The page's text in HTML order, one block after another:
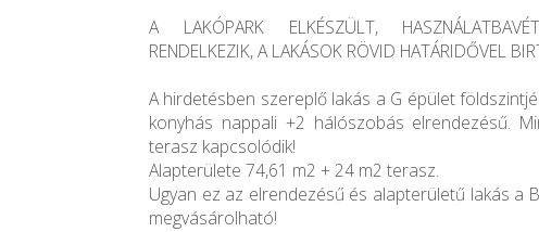
A LAKÓPARK ELKÉSZÜLT,
RENDELKEZIK, A LAKÁSOK RÖVID HATÁRIDŐVEL
A hirdetésben szereplő lakás a G épület
konyhás nappali +2 hálószobás elrendezésű.
terasz kapcsolódik!
Alapterülete 74,61 m2 + 24 m2 terasz.
Ugyan ez az elrendezésű és alapterületű lakás a
megvásárolható!